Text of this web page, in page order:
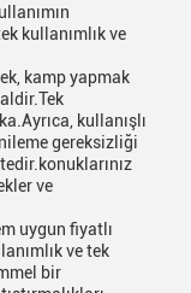
kullanımlık ve
kamp yapmak
kullanışlı
gereksizliği
ve
uygun fiyatlı
ve tek
bir